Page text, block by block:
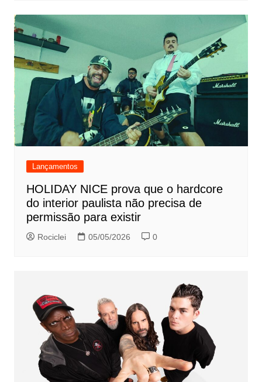
Lançamentos
HOLIDAY NICE prova que o hardcore
do interior paulista não precisa de
permissão para existir
Rociclei 05/05/2026 0